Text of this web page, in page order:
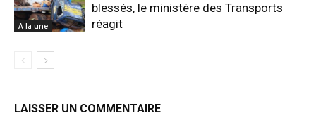
A la une
blessés, le ministère des Transports
réagit
LAISSER UN COMMENTAIRE